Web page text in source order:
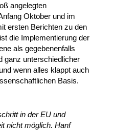
angelegten
Oktober und im
ersten Berichten zu den
die Implementierung der
als gegebenenfalls
ganz unterschiedlicher
wenn alles klappt auch
Basis.
in der EU und
nicht möglich. Hanf